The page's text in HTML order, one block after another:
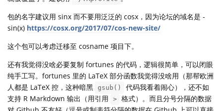
包的名字建议用 sinx 而不要用泛泛的 cosx，因为论坛的域名是 -
sin(x) https://cosx.org/2017/07/cos-new-site/
这个包可以考虑迁移至 cosname 项目下。
还有我觉得没啥必要复制 fortunes 的代码，逻辑很简单，可以闭眼
纯手工写。fortunes 里的 LaTeX 部分函数我觉得没啥用（那帮欧洲
人都是 LaTeX 控，这种暗黑 gsub()
代码我看着闹心），还不如
支持 R Markdown 输出（用引用
>
格式）。而且分号分隔的数据